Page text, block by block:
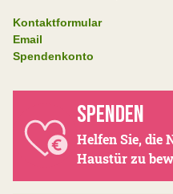
Kontaktformular
Email
Spendenkonto
SPENDEN
Helfen Sie, die
Haustür zu